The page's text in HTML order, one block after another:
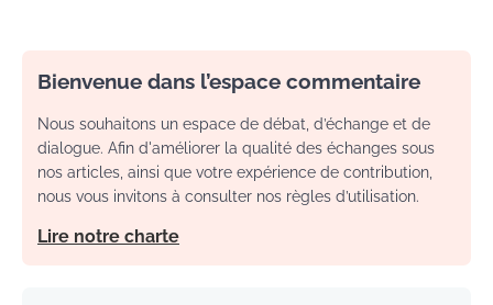
Bienvenue dans l’espace commentaire
Nous souhaitons un espace de débat, d’échange et de
dialogue. Afin d'améliorer la qualité des échanges sous
nos articles, ainsi que votre expérience de contribution,
nous vous invitons à consulter nos règles d’utilisation.
Lire notre charte